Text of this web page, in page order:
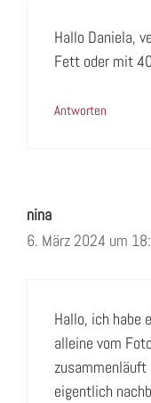
Hallo Daniela,
Fett oder mit
Antworten
nina
6. März 2024 um
Hallo, ich habe
alleine vom
eigentlich